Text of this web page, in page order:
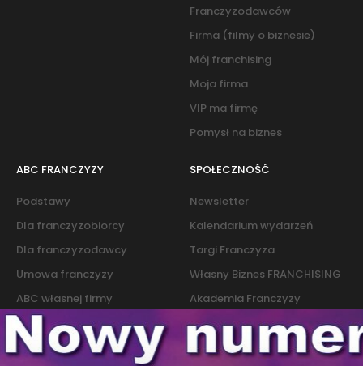
Franczyzodawców
Firma (filmy o biznesie)
Mój franchising
Moja firma
VIP ma firmę
Pomysł na biznes
ABC FRANCZYZY
Podstawy
Dla franczyzobiorcy
Dla franczyzodawcy
Umowa franczyzy
ABC własnej firmy
Słownik franczyzy i biznesu
SPOŁECZNOŚĆ
Newsletter
Kalendarium wydarzeń
Targi Franczyza
Własny Biznes FRANCHISING
Akademia Franczyzy
Marketing
Kontakt